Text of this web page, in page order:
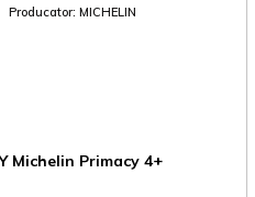
Producator: MICHELIN
Michelin Primacy 4+